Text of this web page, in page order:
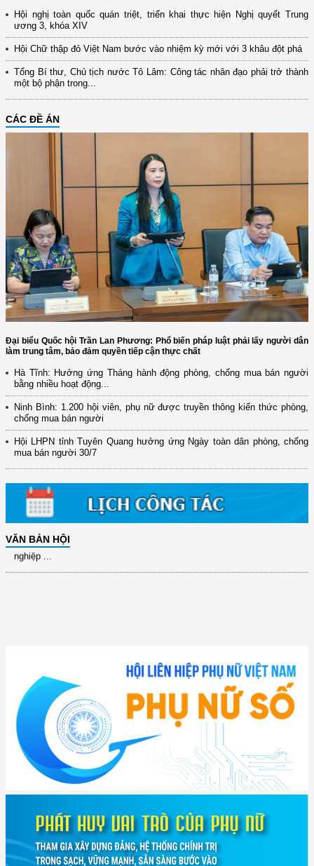
Hội nghị toàn quốc quán triệt, triển khai thực hiện Nghị quyết Trung
ương 3, khóa XIV
Hội Chữ thập đỏ Việt Nam bước vào nhiệm kỳ mới với 3 khâu đột phá
Tổng Bí thư, Chủ tịch nước Tô Lâm: Công tác nhân đạo phải trở thành
một bộ phận trong...
CÁC ĐỀ ÁN
Đại biểu Quốc hội Trần Lan Phương: Phổ biến pháp luật phải lấy người dân
làm trung tâm, bảo đảm quyền tiếp cận thực chất
Hà Tĩnh: Hưởng ứng Tháng hành động phòng, chống mua bán người
bằng nhiều hoạt động...
Ninh Bình: 1.200 hội viên, phụ nữ được truyền thông kiến thức phòng,
chống mua bán người
Hội LHPN tỉnh Tuyên Quang hưởng ứng Ngày toàn dân phòng, chống
mua bán người 30/7
VĂN BẢN HỘI
(12/TB-HĐKH) V/v đăng ký, đề xuất nhiệm vụ Khoa học, công nghệ và
đổi mới ...
(898/KH/ĐCT) Kế hoạch thực hiện Quyết định số 2415/QĐ-TTg ngày
31/10/2025 ...
(891/KH-ĐCT) Kế hoạch thực hiện Nghị quyết số 72-NQ/TW ngày
9/9/2025 của Bộ ...
(2415/QĐ-TTg) Quyết định về việc phê duyệt Đề án Hỗ trợ Phụ nữ khởi
nghiệp ...